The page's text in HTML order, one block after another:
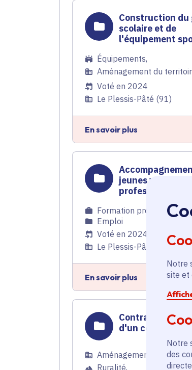
Notre
site et
Notre
des
Construction du
scolaire et de
l'équipement
Équipements,
Aménagement du
Voté en 2024
Le Plessis-Pâté (91)
En savoir plus
jeunes vers
professionnelle
Formation
Emploi
Voté en 2024
Le Plessis-Pâté (91) et 8
En savoir plus
Contrat rural -
d'un centre
Aménagement du
Ruralité,